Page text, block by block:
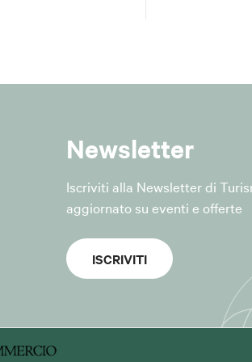
Newsletter
Iscriviti alla Newsletter di
aggiornato su eventi e offerte
ISCRIVITI
esclusivamente per:
ai servizi, agli eventi, alle iniziative e
in Persiceto;
ai sensi dell'art. 6, par. 1,
senza pregiudicare la liceità del